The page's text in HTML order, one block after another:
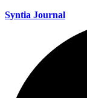
Syntia Journal